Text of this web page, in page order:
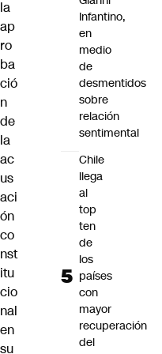
la
ap
ro
ba
ció
n
de
la
ac
us
aci
ón
co
nst
itu
cio
nal
en
su
Infantino,
en
medio
de
desmentidos
sobre
relación
sentimental
Chile
llega
al
top
ten
de
los
países
con
mayor
recuperación
del